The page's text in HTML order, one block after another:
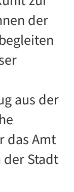
der
aus der
das Amt
der Stadt